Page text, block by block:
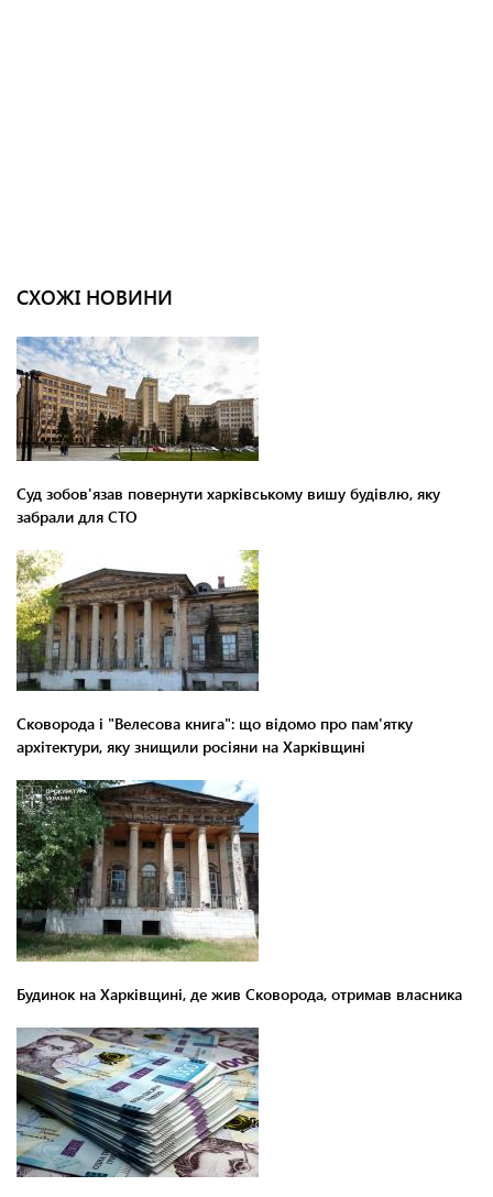
СХОЖІ НОВИНИ
Суд зобов'язав повернути харківському вишу будівлю, яку
забрали для СТО
Сковорода і "Велесова книга": що відомо про пам'ятку
архітектури, яку знищили росіяни на Харківщині
Будинок на Харківщині, де жив Сковорода, отримав власника